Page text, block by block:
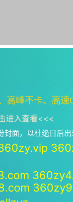
峰不卡、高速
进入查看<<<
面，以杜绝日后出